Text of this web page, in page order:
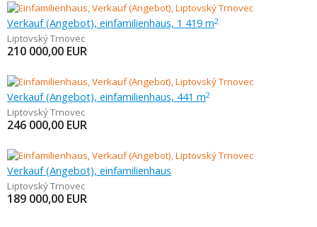
Verkauf (Angebot), einfamilienhaus, 1 419 m2
Liptovský Trnovec
210 000,00 EUR
Verkauf (Angebot), einfamilienhaus, 441 m2
Liptovský Trnovec
246 000,00 EUR
Verkauf (Angebot), einfamilienhaus
Liptovský Trnovec
189 000,00 EUR